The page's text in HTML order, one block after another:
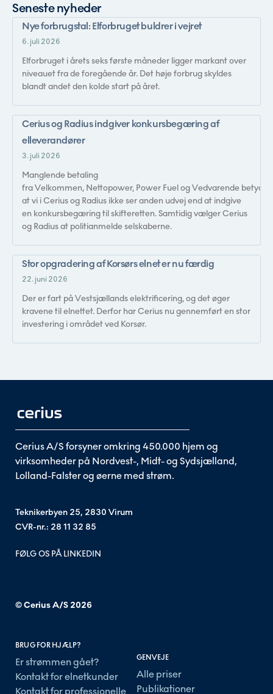
Seneste nyheder
Nye forbrugstal: Elforbruget buldrer i vejret
6. juli 2026
Elforbruget i årets seks første måneder ligger markant over
niveauet fra de foregående år. Det høje forbrug skyldes
blandt andet den kolde start på året.
Cerius og Radius indgiver konkursbegæring af
elleverandører
3. juli 2026
Manglende betaling
fra Velkommen, Nettopower, Power Fuel og Vedvarende betyder,
at vi i Cerius og Radius ikke ser anden udvej end at indgive
en konkursbegæring til skifteretten. Samtidig vælger Cerius
og Radius at politianmelde selskaberne.
Stor opgradering af Korsørs elnet er nu færdig
22. juni 2026
Der er fart på Vestsjællands elektrificering, og det øger
kravene til elnettet. Derfor har Cerius nu gennemført en stor
investering i området ved Korsør.
Cerius A/S forsyner omkring 450.000 hjem og
virksomheder på Nordvest-, Midt- og Sydsjælland,
Lolland-Falster og øerne med strøm.
Teknikerbyen 25, 2830 Virum
CVR-nr.: 28 11 32 85
FØLG OS PÅ LINKEDIN
© Cerius A/S 2026
BRUG FOR HJÆLP?
Er strømmen gået?
Kontakt for elnetkunder
Kontakt for professionelle
GENVEJE
Alle priser
Publikationer